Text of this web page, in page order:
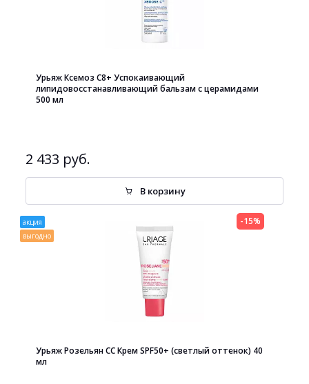
Урьяж Ксемоз С8+ Успокаивающий
липидовосстанавливающий бальзам с церамидами
500 мл
2 433 руб.
В корзину
акция
выгодно
Урьяж Розельян СС Крем SPF50+ (светлый оттенок) 40
мл
-15%